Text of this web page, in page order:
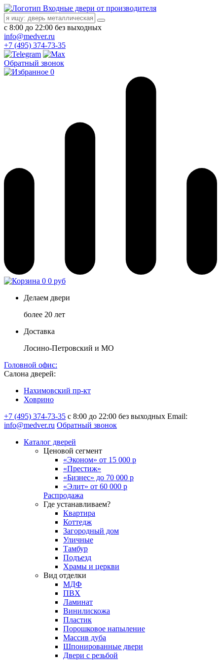
Входные двери от производителя
с 8:00 до 22:00 без выходных
info@medver.ru
+7 (495) 374-73-35
Обратный звонок
0
0 0 руб
Делаем двери
более 20 лет
Доставка
Лосино-Петровский и МО
Головной офис:
Салона дверей:
Нахимовский пр-кт
Ховрино
+7 (495) 374-73-35 с 8:00 до 22:00 без выходных Email:
info@medver.ru Обратный звонок
Каталог дверей
Ценовой сегмент
«Эконом» от 15 000 р
«Престиж»
«Бизнес» до 70 000 р
«Элит» от 60 000 р
Распродажа
Где устанавливаем?
Квартира
Коттедж
Загородный дом
Уличные
Тамбур
Подъезд
Храмы и церкви
Вид отделки
МДФ
ПВХ
Ламинат
Винилискожа
Пластик
Порошковое напыление
Массив дуба
Шпонированные двери
Двери с резьбой